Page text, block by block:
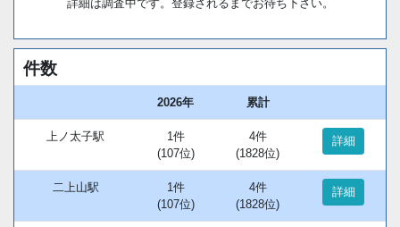
詳細は調査中です。登録されるまでお待ち下さい。
件数
2026年 累計
上ノ太子駅
1件
(107位)
4件
(1828位)
詳細
二上山駅
1件
(107位)
4件
(1828位)
詳細